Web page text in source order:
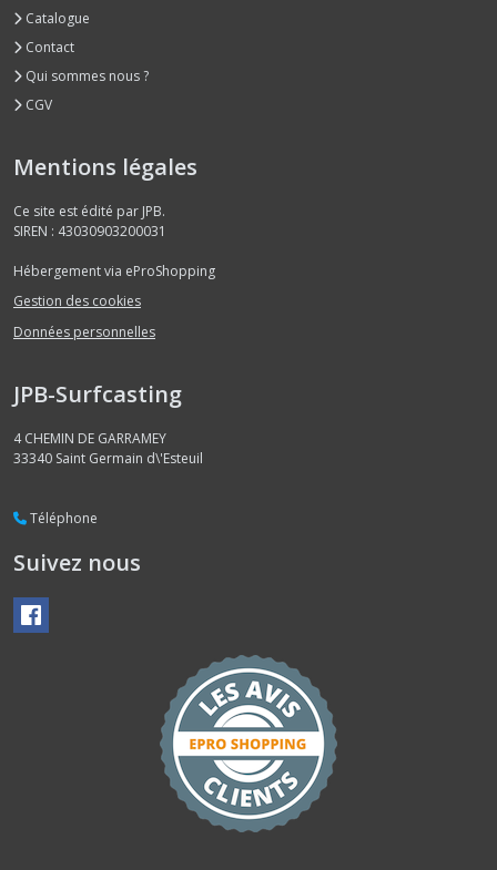
Catalogue
Contact
Qui sommes nous ?
CGV
Mentions légales
Ce site est édité par JPB.
SIREN : 43030903200031
Hébergement via eProShopping
Gestion des cookies
Données personnelles
JPB-Surfcasting
4 CHEMIN DE GARRAMEY
33340 Saint Germain d\'Esteuil
Téléphone
Suivez nous